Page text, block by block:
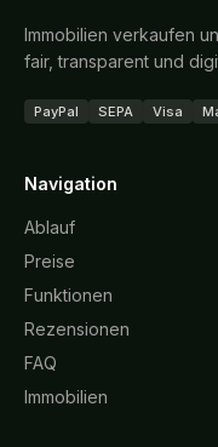
Immobilien verkaufen
fair, transparent und
PayPal SEPA Visa
Navigation
Ablauf
Preise
Funktionen
Rezensionen
FAQ
Immobilien